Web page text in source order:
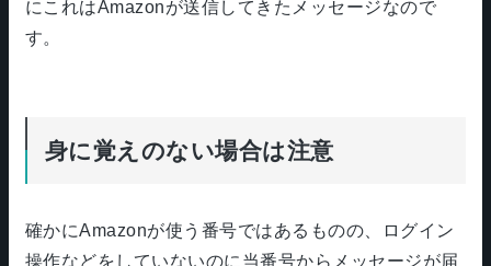
にこれはAmazonが送信してきたメッセージなので
す。
身に覚えのない場合は注意
確かにAmazonが使う番号ではあるものの、ログイン
操作などをしていないのに当番号からメッセージが届